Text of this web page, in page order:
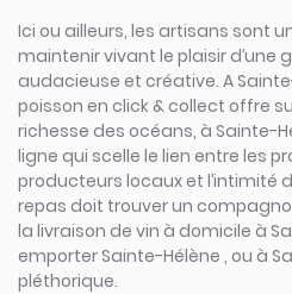
Ici ou ailleurs, les artisans sont
maintenir vivant le plaisir d’une
audacieuse et créative. A
poisson en click & collect offre
richesse des océans, à Sainte-
ligne qui scelle le lien entre les
producteurs locaux et l’intimité
repas doit trouver un
la livraison de vin à domicile à
emporter Sainte-Hélène , ou à
pléthorique.